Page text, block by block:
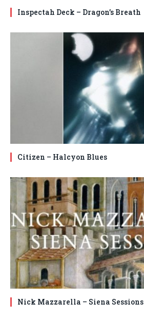
Inspectah Deck – Dragon’s Breath
Citizen – Halcyon Blues
Nick Mazzarella – Siena Sessions